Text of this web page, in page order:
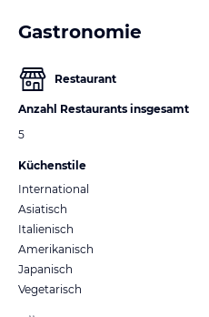
Gastronomie
Restaurant
Anzahl Restaurants insgesamt
5
Küchenstile
International
Asiatisch
Italienisch
Amerikanisch
Japanisch
Vegetarisch